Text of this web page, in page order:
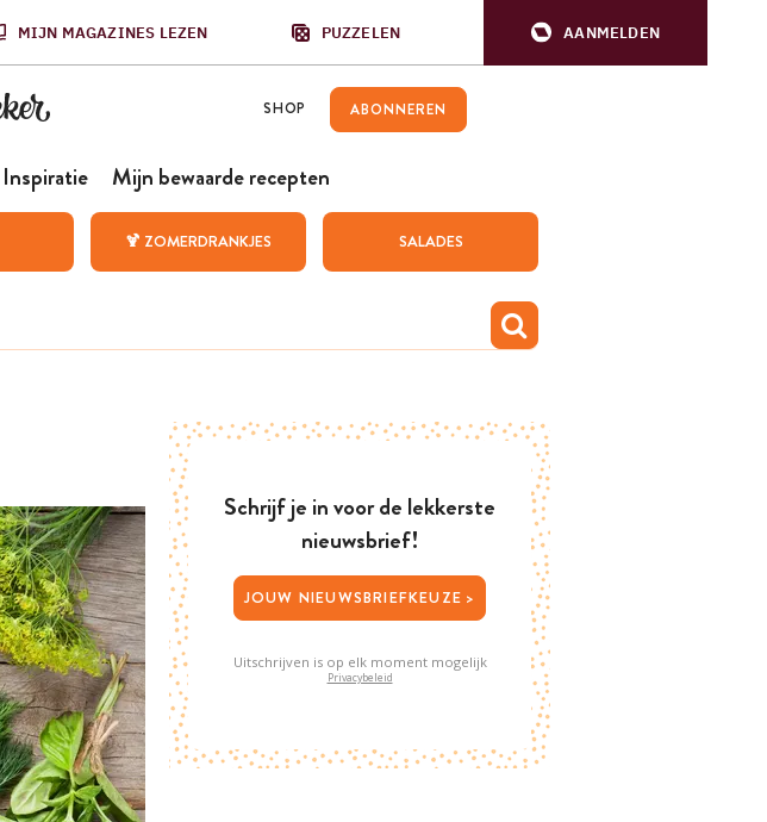
MIJN MAGAZINES LEZEN PUZZELEN AANMELDEN
SHOP ABONNEREN
Inspiratie Mijn bewaarde recepten
🍹 ZOMERDRANKJES SALADES
Schrijf je in voor de lekkerste
nieuwsbrief!
JOUW NIEUWSBRIEFKEUZE >
Uitschrijven is op elk moment mogelijk
Privacybeleid